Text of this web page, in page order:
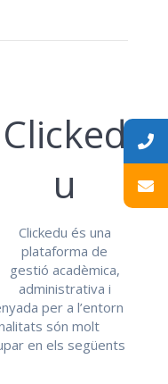
Clicked
u
Clickedu és una
plataforma de
gestió acadèmica,
administrativa i
per a l’entorn
són molt
en els següents